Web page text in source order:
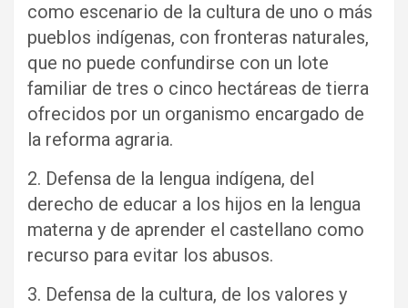
como escenario de la cultura de uno o más
pueblos indígenas, con fronteras naturales,
que no puede confundirse con un lote
familiar de tres o cinco hectáreas de tierra
ofrecidos por un organismo encargado de
la reforma agraria.
2. Defensa de la lengua indígena, del
derecho de educar a los hijos en la lengua
materna y de aprender el castellano como
recurso para evitar los abusos.
3. Defensa de la cultura, de los valores y